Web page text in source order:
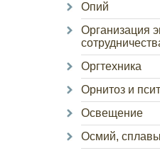
Опий
Организация
Оргтехника
Орнитоз и
Освещение
Осмий,